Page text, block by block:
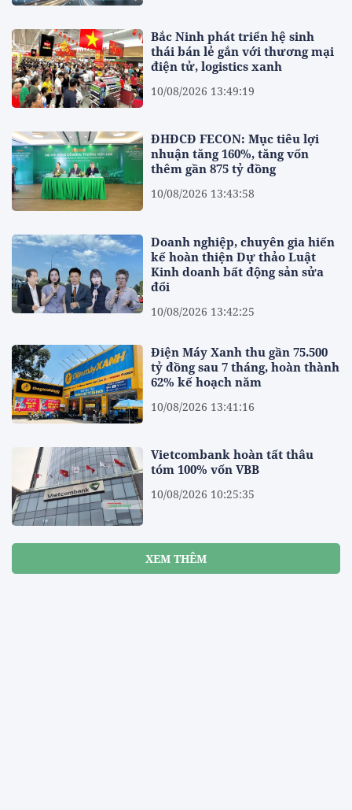
Bắc Ninh phát triển hệ sinh
thái bán lẻ gắn với thương mại
điện tử, logistics xanh
10/08/2026 13:49:19
ĐHĐCĐ FECON: Mục tiêu lợi
nhuận tăng 160%, tăng vốn
thêm gần 875 tỷ đồng
10/08/2026 13:43:58
Doanh nghiệp, chuyên gia hiến
kế hoàn thiện Dự thảo Luật
Kinh doanh bất động sản sửa
đổi
10/08/2026 13:42:25
Điện Máy Xanh thu gần 75.500
tỷ đồng sau 7 tháng, hoàn thành
62% kế hoạch năm
10/08/2026 13:41:16
Vietcombank hoàn tất thâu
tóm 100% vốn VBB
10/08/2026 10:25:35
XEM THÊM